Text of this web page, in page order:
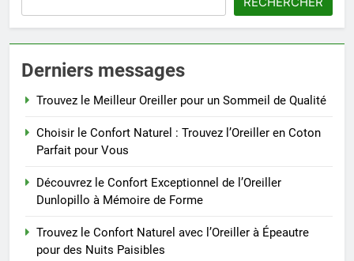
Derniers messages
Trouvez le Meilleur Oreiller pour un Sommeil de Qualité
Choisir le Confort Naturel : Trouvez l’Oreiller en Coton
Parfait pour Vous
Découvrez le Confort Exceptionnel de l’Oreiller
Dunlopillo à Mémoire de Forme
Trouvez le Confort Naturel avec l’Oreiller à Épeautre
pour des Nuits Paisibles